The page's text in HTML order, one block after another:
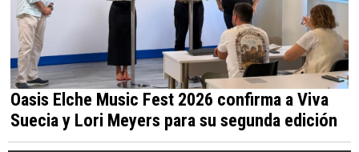
Oasis Elche Music Fest 2026 confirma a Viva
Suecia y Lori Meyers para su segunda edición